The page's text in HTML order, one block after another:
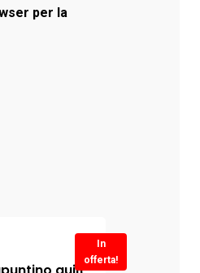
per la
In
offerta!